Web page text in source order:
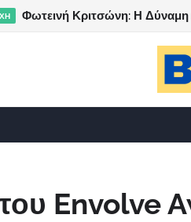
Φωτεινή Κριτσώνη: Η Δύναμη
του Envolve